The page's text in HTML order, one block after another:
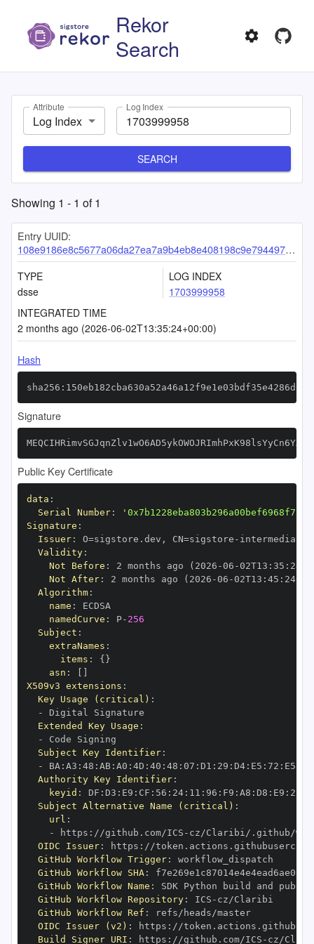
Rekor
Search
Attribute
Log Index
Log Index
SEARCH
Showing 1 - 1 of1
Entry UUID:
108e9186e8c5677a06da27ea7a9b4eb8e408198c9e79449774b887dfff4aad8112d768da5ec3d79b
TYPE
dsse
LOG INDEX
1703999958
INTEGRATED TIME
2 months ago (2026-06-02T13:35:24+00:00)
Hash
Signature
Public Key Certificate
data :
Serial Number:
Signature :
Issuer: O=sigstore.dev , CN=sigstore -
Validity:
Not Before : 2 months ago (2026 -06 -02T13 : 35 :
Not After: 2 months ago (2026 -06 -02T13 : 45 : 24+00
Algorithm:
name :
namedCurve : P- 256
Subject :
extraNames :
items : { }
asn :
X509v3 extensions :
Key Usage (critical) :
-
Extended Key Usage :
-
Subject Key Identifier:
-
BA : A3 : 48 : AB: A0 : 4D : 40 : 48 : 07 : D1 : 29 : D4: E5 : 72 : E5
Authority Key Identifier:
keyid : DF : D3 : E9 : CF : 56 : 24: 11 : 96 : F9 : A8 : D8 : E9 : 28
Subject Alternative Name (critical) :
url :
-
https : //github.com/ICS - cz/Claribi/.github/
OIDC Issuer: https :
GitHub Workflow Trigger:
GitHub Workflow SHA:
GitHub Workflow Name :
GitHub Workflow Repository: ICS -
GitHub Workflow Ref :
refs/heads/master
OIDC Issuer (v2) : https :
Build Signer URI : https : //github.com/ICS - cz/